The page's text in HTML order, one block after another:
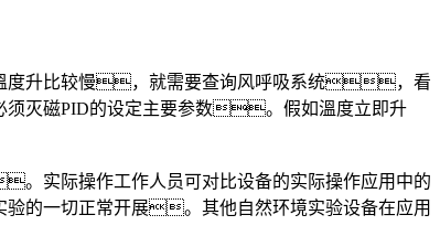
升比较慢，就需要查询风呼吸系统，看
灭磁PID的设定主要参数。假如溫度立即升
实际操作工作人员可对比设备的实际操作应用中的
一切正常开展。其他自然环境实验设备在应用